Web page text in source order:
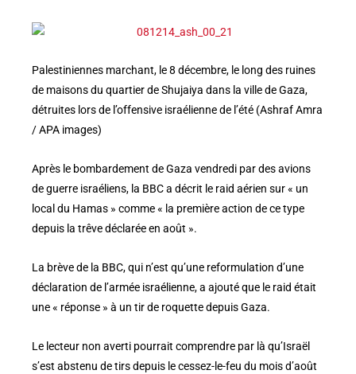
Palestiniennes marchant, le 8 décembre, le long des ruines
de maisons du quartier de Shujaiya dans la ville de Gaza,
détruites lors de l’offensive israélienne de l’été (Ashraf Amra
/ APA images)
Après le bombardement de Gaza vendredi par des avions
de guerre israéliens, la BBC a décrit le raid aérien sur « un
local du Hamas » comme « la première action de ce type
depuis la trêve déclarée en août ».
La brève de la BBC, qui n’est qu’une reformulation d’une
déclaration de l’armée israélienne, a ajouté que le raid était
une « réponse » à un tir de roquette depuis Gaza.
Le lecteur non averti pourrait comprendre par là qu’Israël
s’est abstenu de tirs depuis le cessez-le-feu du mois d’août